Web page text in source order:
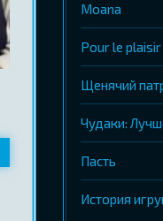
Moana
Pour le plaisir
Щенячий
Чудаки:
Пасть
История